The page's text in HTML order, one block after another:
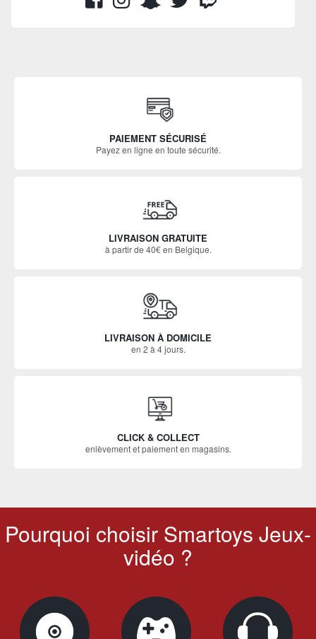
PAIEMENT SÉCURISÉ
Payez en ligne en toute sécurité.
LIVRAISON GRATUITE
à partir de 40€ en Belgique.
LIVRAISON À DOMICILE
en 2 à 4 jours.
CLICK & COLLECT
enlèvement et paiement en magasins.
Pourquoi choisir Smartoys Jeux-
vidéo ?